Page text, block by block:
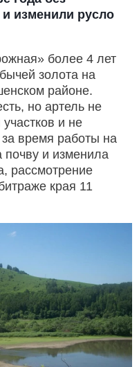
изменили русло
более 4 лет
золота на
районе.
но артель не
и не
время работы на
почву и изменила
рассмотрение
края 11